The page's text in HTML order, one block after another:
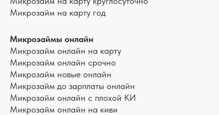
Микрозайм на карту год
Микрозаймы онлайн
Микрозайм онлайн на карту
Микрозайм онлайн срочно
Микрозайм новые онлайн
Микрозайм до зарплаты онлайн
Микрозайм онлайн с плохой КИ
Микрозайм онлайн на киви